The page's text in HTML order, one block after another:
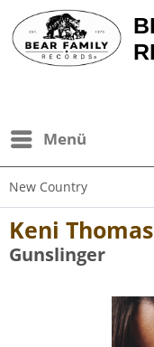
Menü
New Country
Keni Thomas
Gunslinger